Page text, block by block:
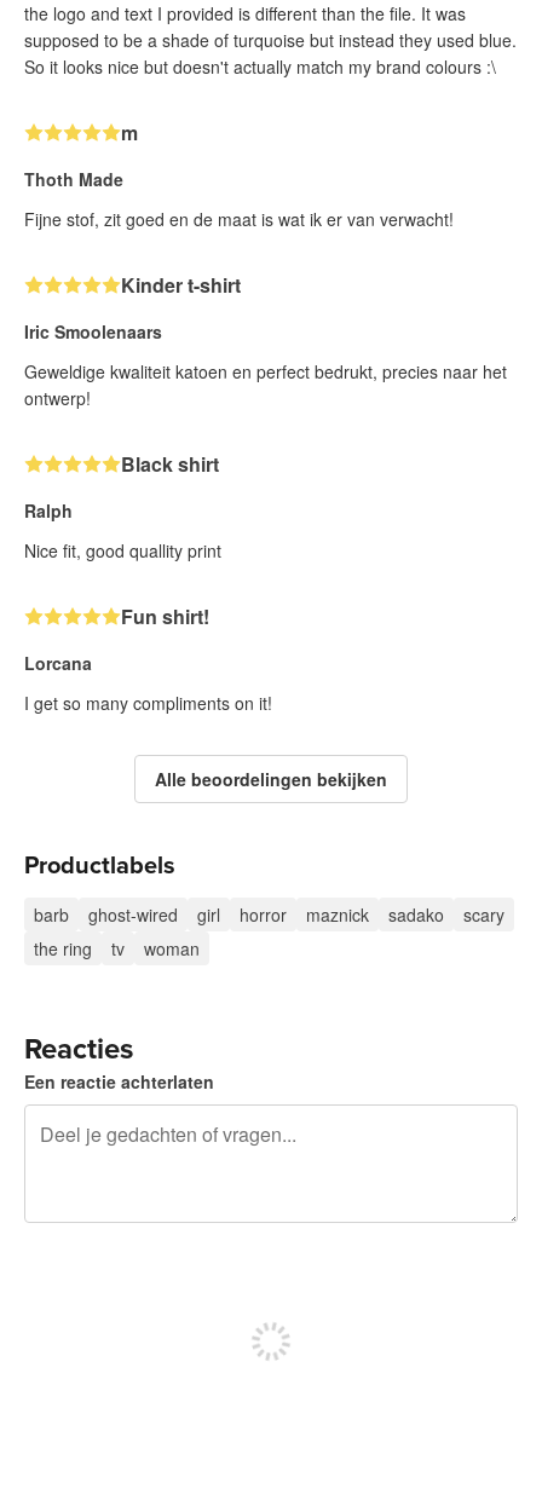
the logo and text I provided is different than the file. It was
supposed to be a shade of turquoise but instead they used blue.
So it looks nice but doesn't actually match my brand colours :\
m
Thoth Made
Fijne stof, zit goed en de maat is wat ik er van verwacht!
Kinder t-shirt
Iric Smoolenaars
Geweldige kwaliteit katoen en perfect bedrukt, precies naar het
ontwerp!
Black shirt
Ralph
Nice fit, good quallity print
Fun shirt!
Lorcana
I get so many compliments on it!
Alle beoordelingen bekijken
Productlabels
barb ghost-wired girl horror maznick sadako
scary
the ring
tv woman
Reacties
Een reactie achterlaten